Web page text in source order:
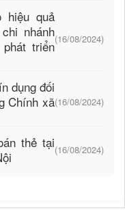
hiệu quả
nhánh
triển(16/08/2024)
dụng đối
Chính xã(16/08/2024)
thẻ tại(16/08/2024)